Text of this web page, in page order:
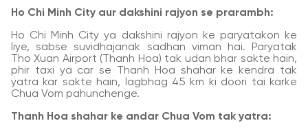
Ho Chi Minh City aur dakshini rajyon se prarambh:
Ho Chi Minh City ya dakshini rajyon ke paryatakon ke
liye, sabse suvidhajanak sadhan viman hai. Paryatak
Tho Xuan Airport (Thanh Hoa) tak udan bhar sakte hain,
phir taxi ya car se Thanh Hoa shahar ke kendra tak
yatra kar sakte hain, lagbhag 45 km ki doori tai karke
Chua Vom pahunchenge.
Thanh Hoa shahar ke andar Chua Vom tak yatra: